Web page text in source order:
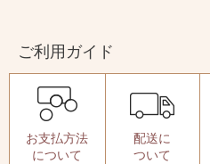
ご利用ガイド
お支払方法
について
配送に
ついて